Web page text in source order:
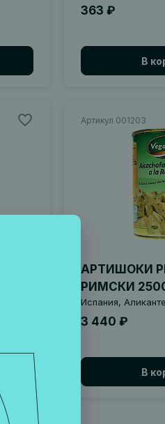
363 ₽
В
Артикул 001203
АРТИШОКИ
РИМСКИ
Испания, Аликанте
3 440 ₽
В